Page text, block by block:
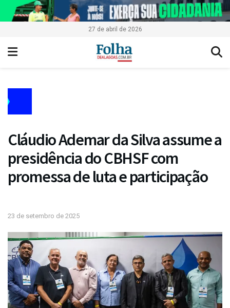
27 de abril de 2026
Cláudio Ademar da Silva assume a
presidência do CBHSF com
promessa de luta e participação
23 de setembro de 2025